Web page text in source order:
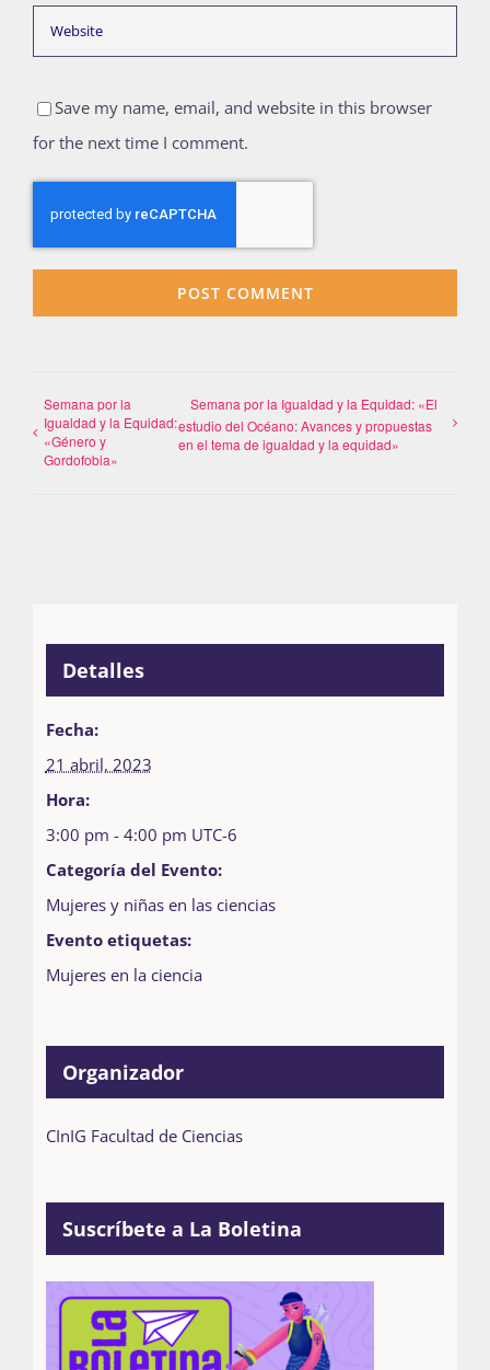
Save my name, email, and website in this browser
for the next time I comment.
Semana por la
Igualdad y la Equidad:
«Género y
Gordofobia»
Semana por la Igualdad y la Equidad: «El
estudio del Océano: Avances y propuestas
en el tema de igualdad y la equidad»
Detalles
Fecha:
21 abril, 2023
Hora:
3:00 pm - 4:00 pm UTC-6
Categoría del Evento:
Mujeres y niñas en las ciencias
Evento etiquetas:
Mujeres en la ciencia
Organizador
CInIG Facultad de Ciencias
Suscríbete a La Boletina